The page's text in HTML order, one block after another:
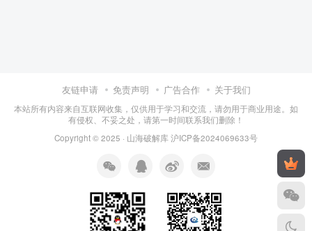
友链申请 免责声明 广告合作 关于我们
本站所有内容来自互联网收集，仅供用于学习和交流，请勿用于商业用途。如
有侵权、不妥之处，请第一时间联系我们删除！
Copyright © 2025 · 山海破解库沪ICP备2024069633号